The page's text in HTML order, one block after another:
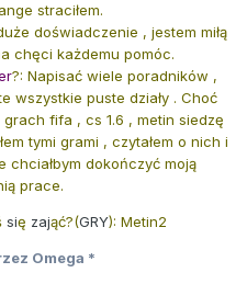
straciłem.
doświadczenie , jestem miłą
chęci każdemu pomóc.
?: Napisać wiele poradników ,
wszystkie puste działy . Choć
fifa , cs 1.6 , metin siedzę
tymi grami , czytałem o nich i
chciałbym dokończyć moją
prace.
się zająć?(GRY): Metin2
Omega *